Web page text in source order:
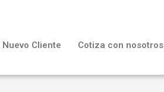
Nuevo Cliente Cotiza con nosotros